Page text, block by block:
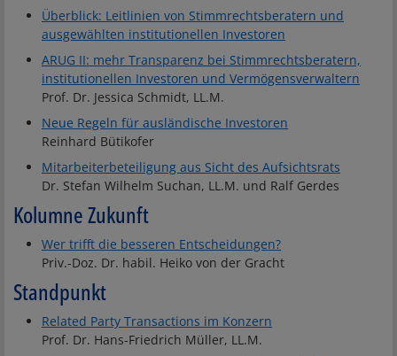
Überblick: Leitlinien von Stimmrechtsberatern und
ausgewählten institutionellen Investoren
ARUG II: mehr Transparenz bei Stimmrechtsberatern,
institutionellen Investoren und Vermögensverwaltern
Prof. Dr. Jessica Schmidt, LL.M.
Neue Regeln für ausländische Investoren
Reinhard Bütikofer
Mitarbeiterbeteiligung aus Sicht des Aufsichtsrats
Dr. Stefan Wilhelm Suchan, LL.M. und Ralf Gerdes
Kolumne Zukunft
Wer trifft die besseren Entscheidungen?
Priv.-Doz. Dr. habil. Heiko von der Gracht
Standpunkt
Related Party Transactions im Konzern
Prof. Dr. Hans-Friedrich Müller, LL.M.